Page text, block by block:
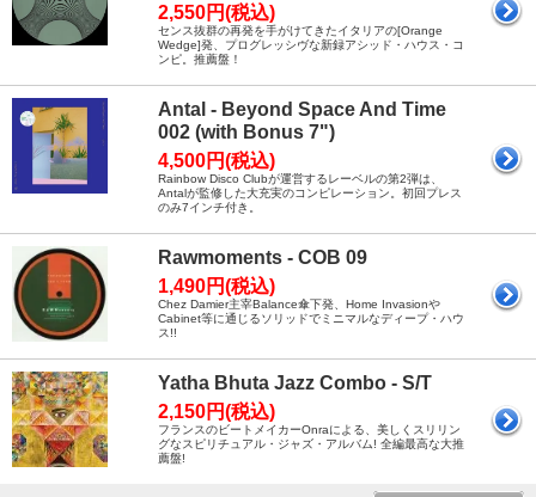
2,550円(税込)
センス抜群の再発を手がけてきたイタリアの[Orange
Wedge]発、プログレッシヴな新録アシッド・ハウス・コ
ンピ。推薦盤！
Antal - Beyond Space And Time
002 (with Bonus 7")
4,500円(税込)
Rainbow Disco Clubが運営するレーベルの第2弾は、
Antalが監修した大充実のコンピレーション。初回プレス
のみ7インチ付き。
Rawmoments - COB 09
1,490円(税込)
Chez Damier主宰Balance傘下発、Home Invasionや
Cabinet等に通じるソリッドでミニマルなディープ・ハウ
ス!!
Yatha Bhuta Jazz Combo - S/T
2,150円(税込)
フランスのビートメイカーOnraによる、美しくスリリン
グなスピリチュアル・ジャズ・アルバム! 全編最高な大推
薦盤!